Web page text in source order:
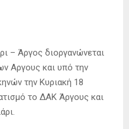
– Άργος διοργανώνεται
Αργους και υπό την
την Κυριακή 18
το ΔΑΚ Άργους και